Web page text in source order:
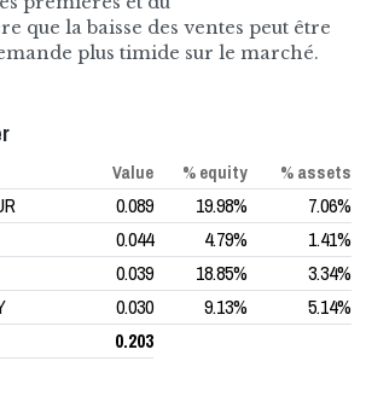
que la baisse des ventes peut être
plus timide sur le marché.
Value % equity % assets
0.089 19.98%
7.06%
0.044 4.79%
1.41%
0.039 18.85%
3.34%
0.030 9.13%
5.14%
0.203